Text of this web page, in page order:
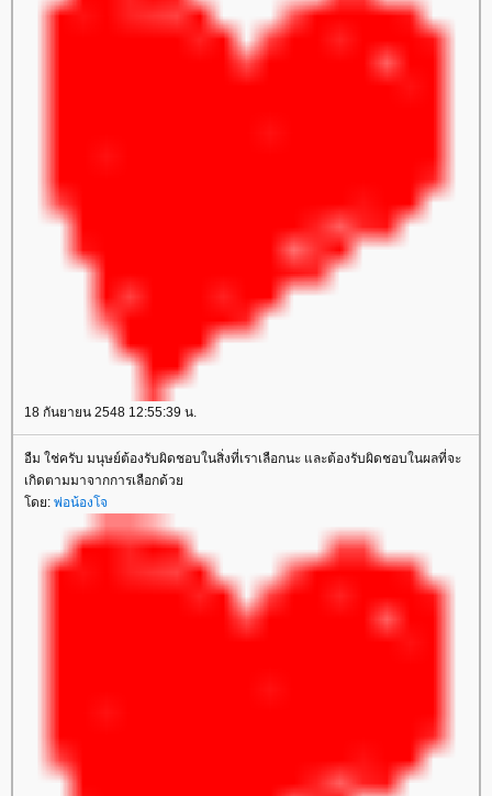
18 กันยายน 2548 12:55:39 น.
อืม ใช่ครับ มนุษย์ต้องรับผิดชอบในสิ่งที่เราเลือกนะ และต้องรับผิดชอบในผลที่จะ
เกิดตามมาจากการเลือกด้ว
ดย: พ่อน้องโจ